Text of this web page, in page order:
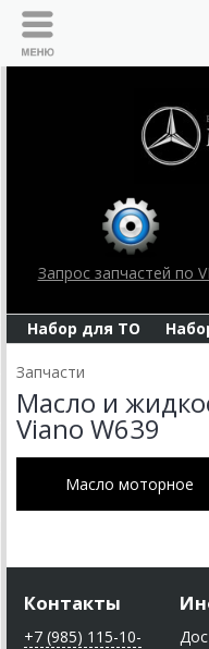
Запрос запчастей по
Набор для ТО
Запчасти
Масло и
Viano W639
Масло моторное
Контакты
+7 (985) 115-10-